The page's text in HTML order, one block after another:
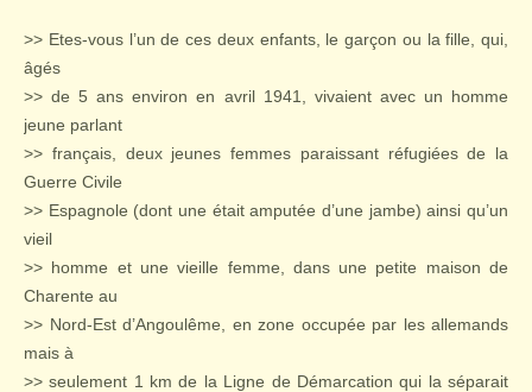
>> Etes-vous l’un de ces deux enfants, le garçon ou la fille, qui,
âgés
>> de 5 ans environ en avril 1941, vivaient avec un homme
jeune parlant
>> français, deux jeunes femmes paraissant réfugiées de la
Guerre Civile
>> Espagnole (dont une était amputée d’une jambe) ainsi qu’un
vieil
>> homme et une vieille femme, dans une petite maison de
Charente au
>> Nord-Est d’Angoulême, en zone occupée par les allemands
mais à
>> seulement 1 km de la Ligne de Démarcation qui la séparait